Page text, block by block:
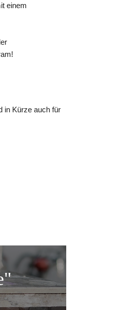
einem
in Kürze auch für